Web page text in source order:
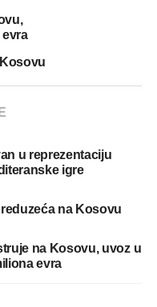
evra
u reprezentaciju
igre
na Kosovu
na Kosovu, uvoz u
evra